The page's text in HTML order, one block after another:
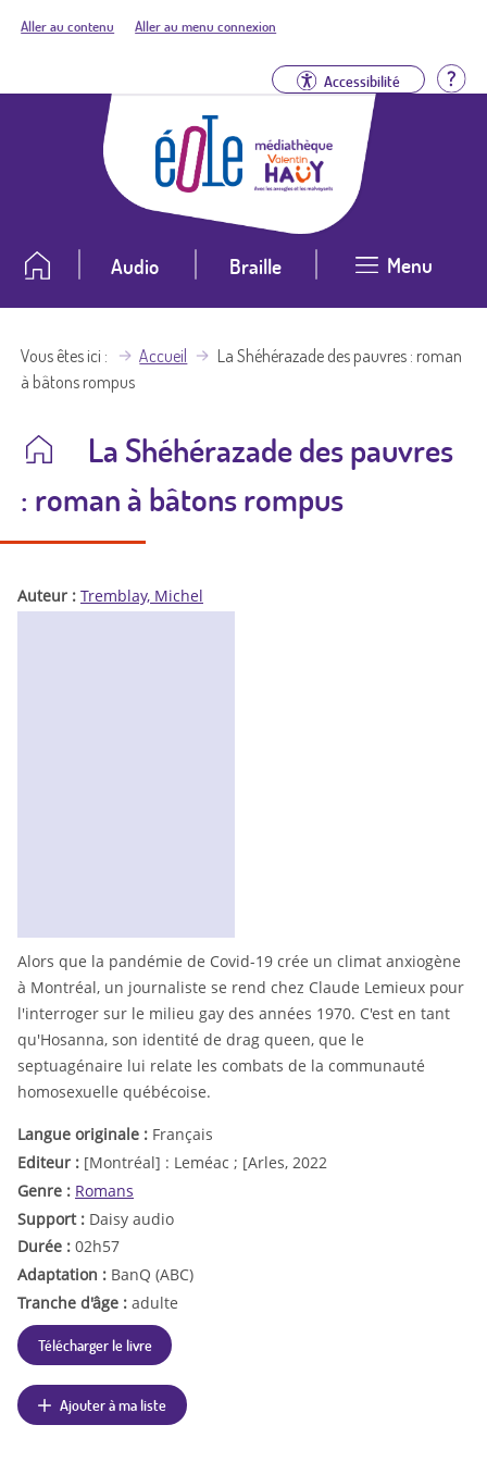
Aller au contenu Aller au menu connexion
Accessibilité
Audio Braille Menu
Vous êtes ici Accueil
La Shéhérazade des pauvres : roman
à bâtons rompus
La Shéhérazade des pauvres
: roman à bâtons rompus
Auteur : Tremblay, Michel
Alors que la pandémie de Covid-19 crée un climat anxiogène
à Montréal, un journaliste se rend chez Claude Lemieux pour
l'interroger sur le milieu gay des années 1970. C'est en tant
qu'Hosanna, son identité de drag queen, que le
septuagénaire lui relate les combats de la communauté
homosexuelle québécoise.
Langue originale : Français
Editeur : [Montréal] : Leméac ; [Arles, 2022
Genre : Romans
Support : Daisy audio
Durée : 02h57
Adaptation : BanQ (ABC)
Tranche d'âge : adulte
Télécharger le livre
Ajouter à ma liste